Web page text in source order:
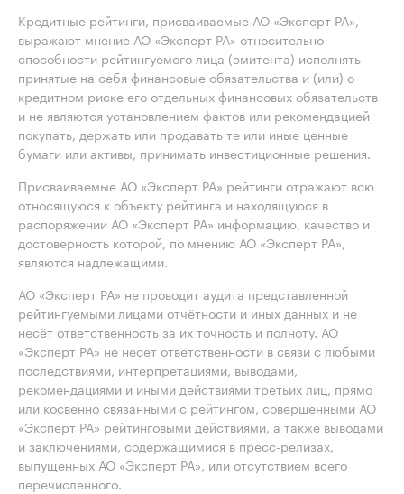
Кредитные рейтинги, присваиваемые АО «Эксперт РА»,
выражают мнение АО «Эксперт РА» относительно
способности рейтингуемого лица (эмитента) исполнять
принятые на себя финансовые обязательства и (или) о
кредитном риске его отдельных финансовых обязательств
и не являются установлением фактов или рекомендацией
покупать, держать или продавать те или иные ценные
бумаги или активы, принимать инвестиционные решения.
Присваиваемые АО «Эксперт РА» рейтинги отражают всю
относящуюся к объекту рейтинга и находящуюся в
распоряжении АО «Эксперт РА» информацию, качество и
достоверность которой, по мнению АО «Эксперт РА»,
являются надлежащими.
АО «Эксперт РА» не проводит аудита представленной
рейтингуемыми лицами отчётности и иных данных и не
несёт ответственность за их точность и полноту. АО
«Эксперт РА» не несет ответственности в связи с любыми
последствиями, интерпретациями, выводами,
рекомендациями и иными действиями третьих лиц, прямо
или косвенно связанными с рейтингом, совершенными АО
«Эксперт РА» рейтинговыми действиями, а также выводами
и заключениями, содержащимися в пресс-релизах,
выпущенных АО «Эксперт РА», или отсутствием всего
перечисленного.